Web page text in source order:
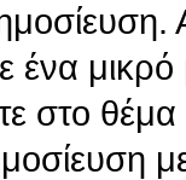
ένα
στο